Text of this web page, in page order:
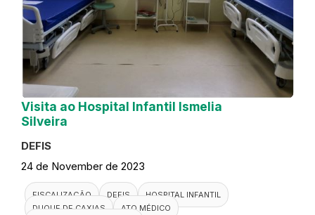
Visita ao Hospital Infantil Ismelia
Silveira
DEFIS
24 de November de 2023
FISCALIZAÇÃO DEFIS
HOSPITAL INFANTIL
DUQUE DE CAXIAS
ATO MÉDICO